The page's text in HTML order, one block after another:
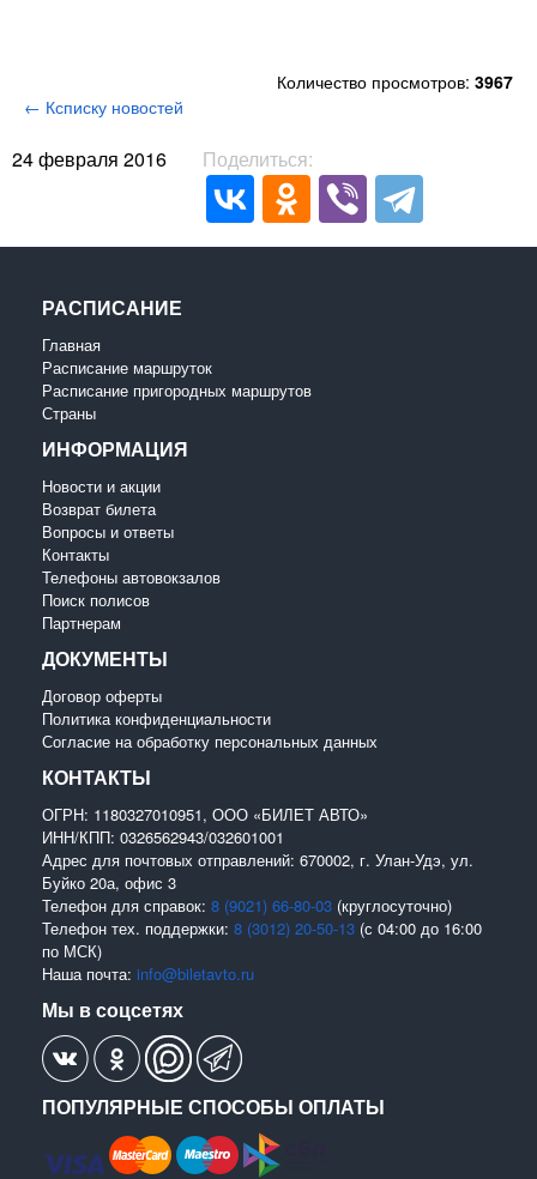
Количество просмотров: 3967
← Ксписку новостей
24 февраля 2016 Поделиться:
РАСПИСАНИЕ
Главная
Расписание маршруток
Расписание пригородных маршрутов
Страны
ИНФОРМАЦИЯ
Новости и акции
Возврат билета
Вопросы и ответы
Контакты
Телефоны автовокзалов
Поиск полисов
Партнерам
ДОКУМЕНТЫ
Договор оферты
Политика конфиденциальности
Согласие на обработку персональных данных
КОНТАКТЫ
ОГРН: 1180327010951, ООО «БИЛЕТ АВТО»
ИНН/КПП: 0326562943/032601001
Адрес для почтовых отправлений: 670002, г. Улан-Удэ, ул.
Буйко 20а, офис 3
Телефон для справок: 8 (9021) 66-80-03 (круглосуточно)
Телефон тех. поддержки: 8 (3012) 20-50-13 (с 04:00 до 16:00
по МСК)
Наша почта: info@biletavto.ru
Мы в соцсетях
ПОПУЛЯРНЫЕ СПОСОБЫ ОПЛАТЫ